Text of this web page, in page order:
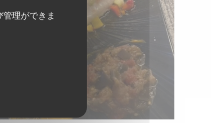
理ができま